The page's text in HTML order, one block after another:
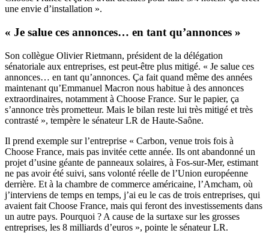
une envie d’installation ».
« Je salue ces annonces… en tant qu’annonces »
Son collègue Olivier Rietmann, président de la délégation
sénatoriale aux entreprises, est peut-être plus mitigé. « Je salue ces
annonces… en tant qu’annonces. Ça fait quand même des années
maintenant qu’Emmanuel Macron nous habitue à des annonces
extraordinaires, notamment à Choose France. Sur le papier, ça
s’annonce très prometteur. Mais le bilan reste lui très mitigé et très
contrasté », tempère le sénateur LR de Haute-Saône.
Il prend exemple sur l’entreprise « Carbon, venue trois fois à
Choose France, mais pas invitée cette année. Ils ont abandonné un
projet d’usine géante de panneaux solaires, à Fos-sur-Mer, estimant
ne pas avoir été suivi, sans volonté réelle de l’Union européenne
derrière. Et à la chambre de commerce américaine, l’Amcham, où
j’interviens de temps en temps, j’ai eu le cas de trois entreprises, qui
avaient fait Choose France, mais qui feront des investissements dans
un autre pays. Pourquoi ? A cause de la surtaxe sur les grosses
entreprises, les 8 milliards d’euros », pointe le sénateur LR.